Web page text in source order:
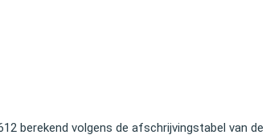
berekend volgens de afschrijvingstabel van de
Equity